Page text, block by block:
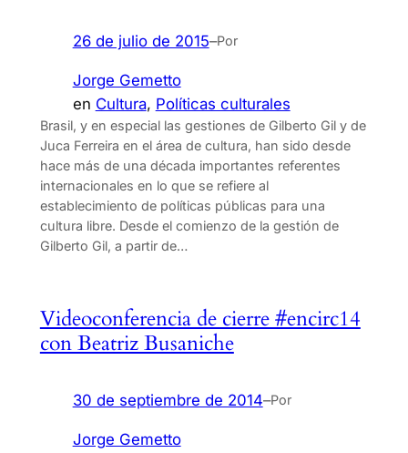
26 de julio de 2015–Por
Jorge Gemetto
en Cultura, Políticas culturales
Brasil, y en especial las gestiones de Gilberto Gil y de
Juca Ferreira en el área de cultura, han sido desde
hace más de una década importantes referentes
internacionales en lo que se refiere al
establecimiento de políticas públicas para una
cultura libre. Desde el comienzo de la gestión de
Gilberto Gil, a partir de…
Videoconferencia de cierre #encirc14
con Beatriz Busaniche
30 de septiembre de 2014–Por
Jorge Gemetto